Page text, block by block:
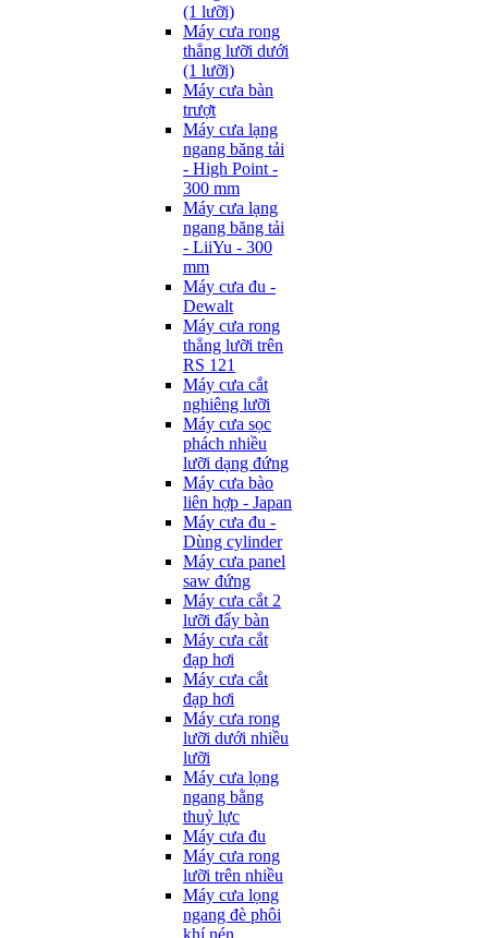
(1 lưỡi)
Máy cưa rong
thẳng lưỡi dưới
(1 lưỡi)
Máy cưa bàn
trượt
Máy cưa lạng
ngang băng tải
- High Point -
300 mm
Máy cưa lạng
ngang băng tải
- LiiYu - 300
mm
Máy cưa đu -
Dewalt
Máy cưa rong
thẳng lưỡi trên
RS 121
Máy cưa cắt
nghiêng lưỡi
Máy cưa sọc
phách nhiều
lưỡi dạng đứng
Máy cưa bào
liên hợp - Japan
Máy cưa đu -
Dùng cylinder
Máy cưa panel
saw đứng
Máy cưa cắt 2
lưỡi đẩy bàn
Máy cưa cắt
đạp hơi
Máy cưa cắt
đạp hơi
Máy cưa rong
lưỡi dưới nhiều
lưỡi
Máy cưa lọng
ngang bằng
thuỷ lực
Máy cưa đu
Máy cưa rong
lưỡi trên nhiều
Máy cưa lọng
ngang đè phôi
khí nén